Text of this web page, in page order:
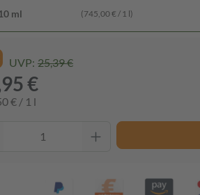
ml (745,00 € / 1 l)
UVP: 25,39 €
€
€ / 1 l